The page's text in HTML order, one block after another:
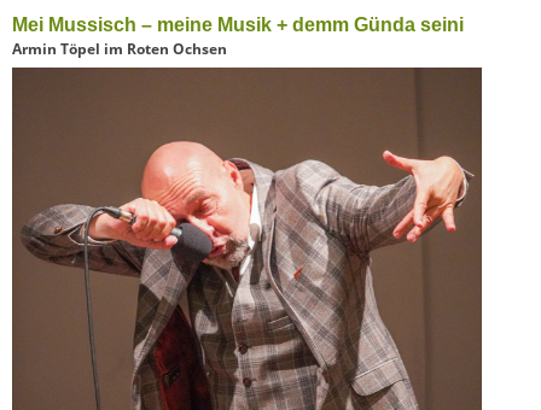
Mei Mussisch – meine Musik + demm Günda seini
Armin Töpel im Roten Ochsen